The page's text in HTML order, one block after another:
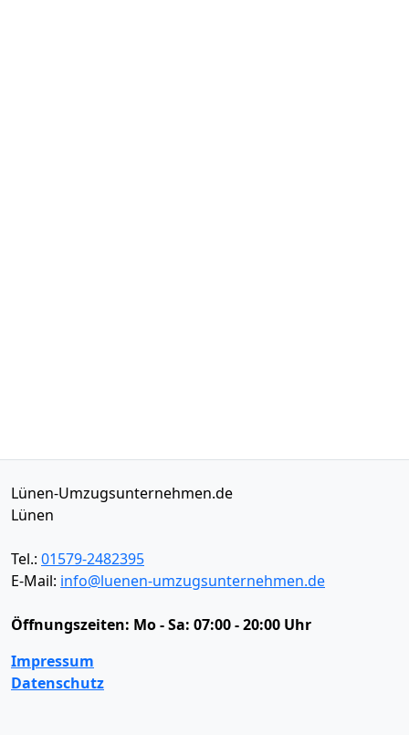
Lünen-Umzugsunternehmen.de
Lünen
Tel.: 01579-2482395
E-Mail: info@luenen-umzugsunternehmen.de
Öffnungszeiten: Mo - Sa: 07:00 - 20:00 Uhr
Impressum
Datenschutz